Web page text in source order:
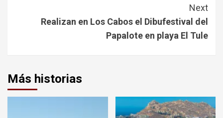
Next
Realizan en Los Cabos el Dibufestival del
Papalote en playa El Tule
Más historias